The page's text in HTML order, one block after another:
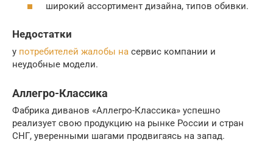
широкий ассортимент дизайна, типов обивки.
Недостатки
у потребителей жалобы на сервис компании и
неудобные модели.
Аллегро-Классика
Фабрика диванов «Аллегро-Классика» успешно
реализует свою продукцию на рынке России и стран
СНГ, уверенными шагами продвигаясь на запад.